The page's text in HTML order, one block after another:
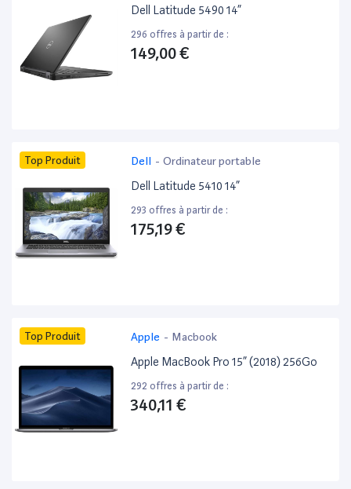
Dell Latitude 5490 14”
296 offres à partir de :
149,00 €
Top Produit Dell - Ordinateur portable
Dell Latitude 5410 14”
293 offres à partir de :
175,19 €
Top Produit Apple - Macbook
Apple MacBook Pro 15” (2018) 256Go
292 offres à partir de :
340,11 €